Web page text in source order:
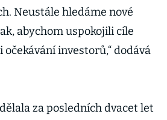
Neustále hledáme nové
abychom uspokojili cíle
investorů,“ dodává
za posledních dvacet let